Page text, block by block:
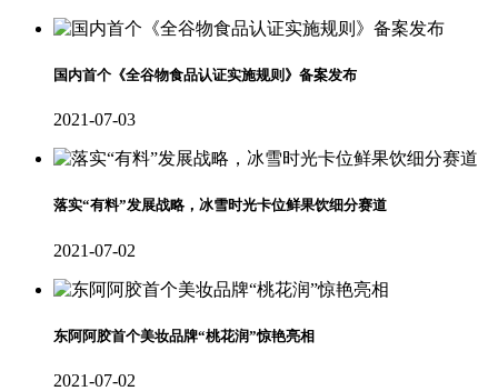
国内首个《全谷物食品认证实施规则》备案发布
2021-07-03
落实“有料”发展战略，冰雪时光卡位鲜果饮细分赛道
2021-07-02
东阿阿胶首个美妆品牌“桃花润”惊艳亮相
2021-07-02